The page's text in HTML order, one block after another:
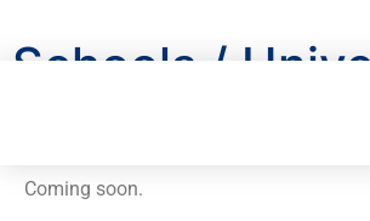
Schools /
Coming soon.